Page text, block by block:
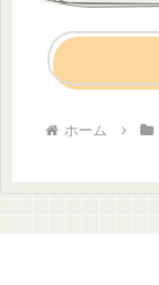
ホーム